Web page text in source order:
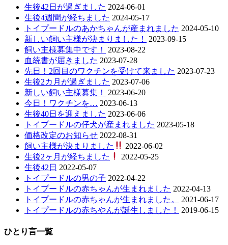
生後42日が過ぎました 2024-06-01
生後4週間が経ちました 2024-05-17
トイプードルのあかちゃんが産まれました 2024-05-10
新しい飼い主様が決まりました！
2023-09-15
飼い主様募集中です！
2023-08-22
血統書が届きました 2023-07-28
先日！2回目のワクチンを受けて来ました 2023-07-23
生後2カ月が過ぎました 2023-07-06
新しい飼い主様募集！
2023-06-20
今日！ワクチンを… 2023-06-13
生後40日を迎えました 2023-06-06
トイプードルの仔犬が産まれました 2023-05-18
価格改定のお知らせ 2022-08-31
飼い主様が決まりました
2022-06-02
生後2ヶ月が経ちました
2022-05-25
生後42日 2022-05-07
トイプードルの男の子 2022-04-22
トイプードルの赤ちゃんが生まれました 2022-04-13
トイプードルの赤ちゃんが生まれました。
2021-06-17
トイプードルの赤ちやんが誕生しました！
2019-06-15
ひとり言一覧